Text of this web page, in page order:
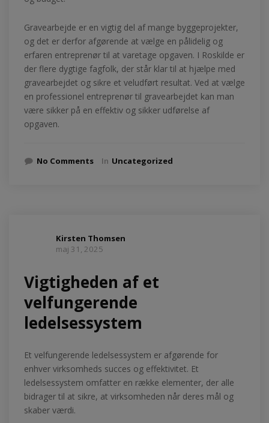
Gravearbejde er en vigtig del af mange byggeprojekter,
og det er derfor afgørende at vælge en pålidelig og
erfaren entreprenør til at varetage opgaven. I Roskilde er
der flere dygtige fagfolk, der står klar til at hjælpe med
gravearbejdet og sikre et veludført resultat. Ved at vælge
en professionel entreprenør til gravearbejdet kan man
være sikker på en effektiv og sikker udførelse af
opgaven.
No Comments In Uncategorized
Kirsten Thomsen
maj 31, 2025
Vigtigheden af et
velfungerende
ledelsessystem
Et velfungerende ledelsessystem er afgørende for
enhver virksomheds succes og effektivitet. Et
ledelsessystem omfatter en række elementer, der alle
bidrager til at sikre, at virksomheden når deres mål og
skaber værdi.